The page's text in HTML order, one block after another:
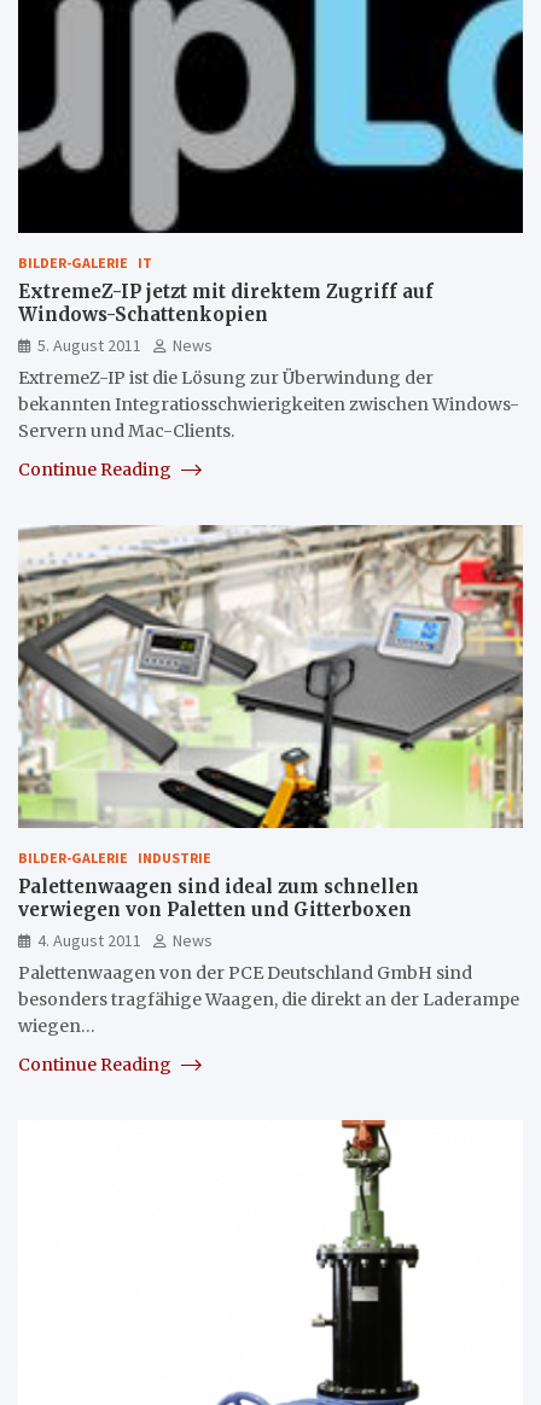
BILDER-GALERIE IT
ExtremeZ-IP jetzt mit direktem Zugriff auf
Windows-Schattenkopien
5. August 2011
News
ExtremeZ-IP ist die Lösung zur Überwindung der
bekannten Integratiosschwierigkeiten zwischen Windows-
Servern und Mac-Clients.
Continue Reading
BILDER-GALERIE INDUSTRIE
Palettenwaagen sind ideal zum schnellen
verwiegen von Paletten und Gitterboxen
4. August 2011
News
Palettenwaagen von der PCE Deutschland GmbH sind
besonders tragfähige Waagen, die direkt an der Laderampe
wiegen…
Continue Reading